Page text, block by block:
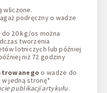
wliczone.
podręczny o wadze
20 kg/os można
tworzenia
lotniczych lub później
niż 72 godziny
o wadze do
w jedną stronę*
publikacji artykułu.